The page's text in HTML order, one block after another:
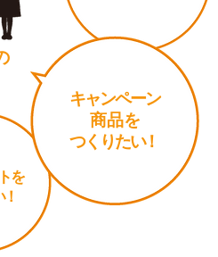
を
！
キャンペーン
商品を
つくりたい！